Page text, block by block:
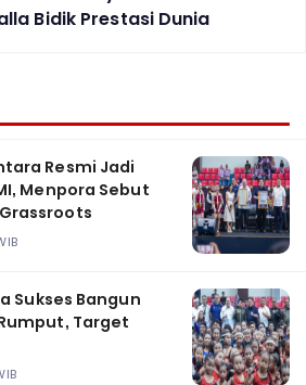
Bidik Prestasi Dunia
Resmi Jadi
Menpora Sebut
Sukses Bangun
Target